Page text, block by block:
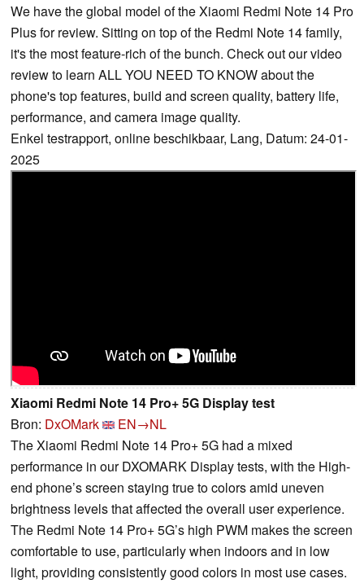
We have the global model of the Xiaomi Redmi Note 14 Pro
Plus for review. Sitting on top of the Redmi Note 14 family,
it's the most feature-rich of the bunch. Check out our video
review to learn ALL YOU NEED TO KNOW about the
phone's top features, build and screen quality, battery life,
performance, and camera image quality.
Enkel testrapport, online beschikbaar, Lang, Datum: 24-01-
2025
Xiaomi Redmi Note 14 Pro+ 5G Display test
Bron: DxOMark
EN→NL
The Xiaomi Redmi Note 14 Pro+ 5G had a mixed
performance in our DXOMARK Display tests, with the High-
end phone’s screen staying true to colors amid uneven
brightness levels that affected the overall user experience.
The Redmi Note 14 Pro+ 5G’s high PWM makes the screen
comfortable to use, particularly when indoors and in low
light, providing consistently good colors in most use cases.